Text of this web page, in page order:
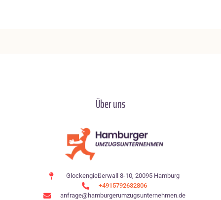
Über uns
Glockengießerwall 8-10, 20095 Hamburg
+4915792632806
anfrage@hamburgerumzugsunternehmen.de